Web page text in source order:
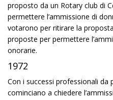
proposto da un Rotary club di
permettere l’ammissione di
votarono per ritirare la
proposte per permettere
onorarie.
1972
Con i successi professionali
cominciano a chiedere